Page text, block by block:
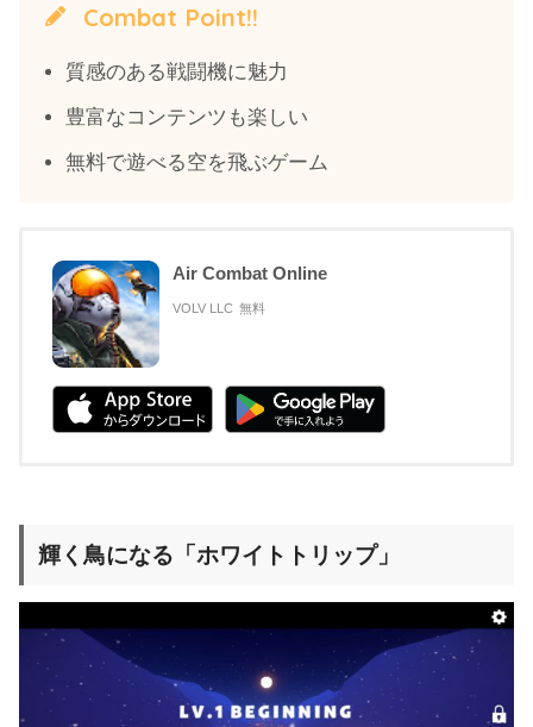
Combat Point!!
質感のある戦闘機に魅力
豊富なコンテンツも楽しい
無料で遊べる空を飛ぶゲーム
Air Combat Online
VOLV LLC 無料
輝く鳥になる「ホワイトトリップ」